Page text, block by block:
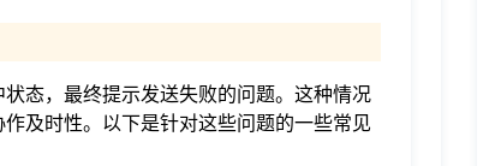
态，最终提示发送失败的问题。这种情况
及时性。以下是针对这些问题的一些常见